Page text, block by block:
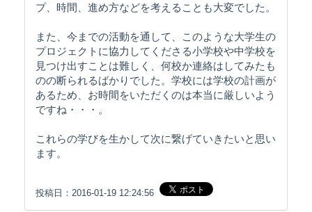
プ、時間、進め方などを考えることも大変でした。
また、今までの活動を通して、このような大学生の
プロジェクトに協力してくださる小学校や中学校を
見つけ出すことは難しく、何校か連絡はしてみたも
のの断られるばかりでした。学校には学校の計画が
あるため、お時間をいただくのは本当に厳しいよう
ですね・・・。
これらの学びを生かして次に繋げていきたいと思い
ます。
投稿日：2016-01-19 12:24:56